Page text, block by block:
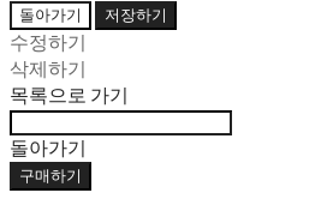
돌아가기 저장하기
수정하기
삭제하기
목록으로 가기
돌아가기
구매하기